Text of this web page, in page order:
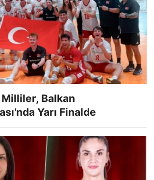
Milliler, Balkan
Yarı Finalde